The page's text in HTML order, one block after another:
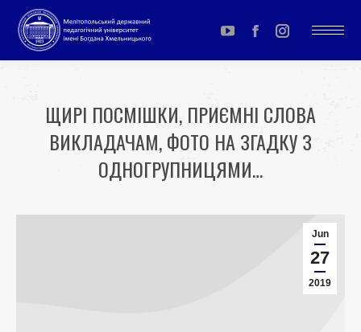
YouTube
page
in
new
window
Facebook
page
in
new
Instagram
page
in
new
ЩИРІ ПОСМІШКИ, ПРИЄМНІ СЛОВА
ВИКЛАДАЧАМ, ФОТО НА ЗГАДКУ З
ОДНОГРУПНИЦЯМИ…
Jun
27
2019